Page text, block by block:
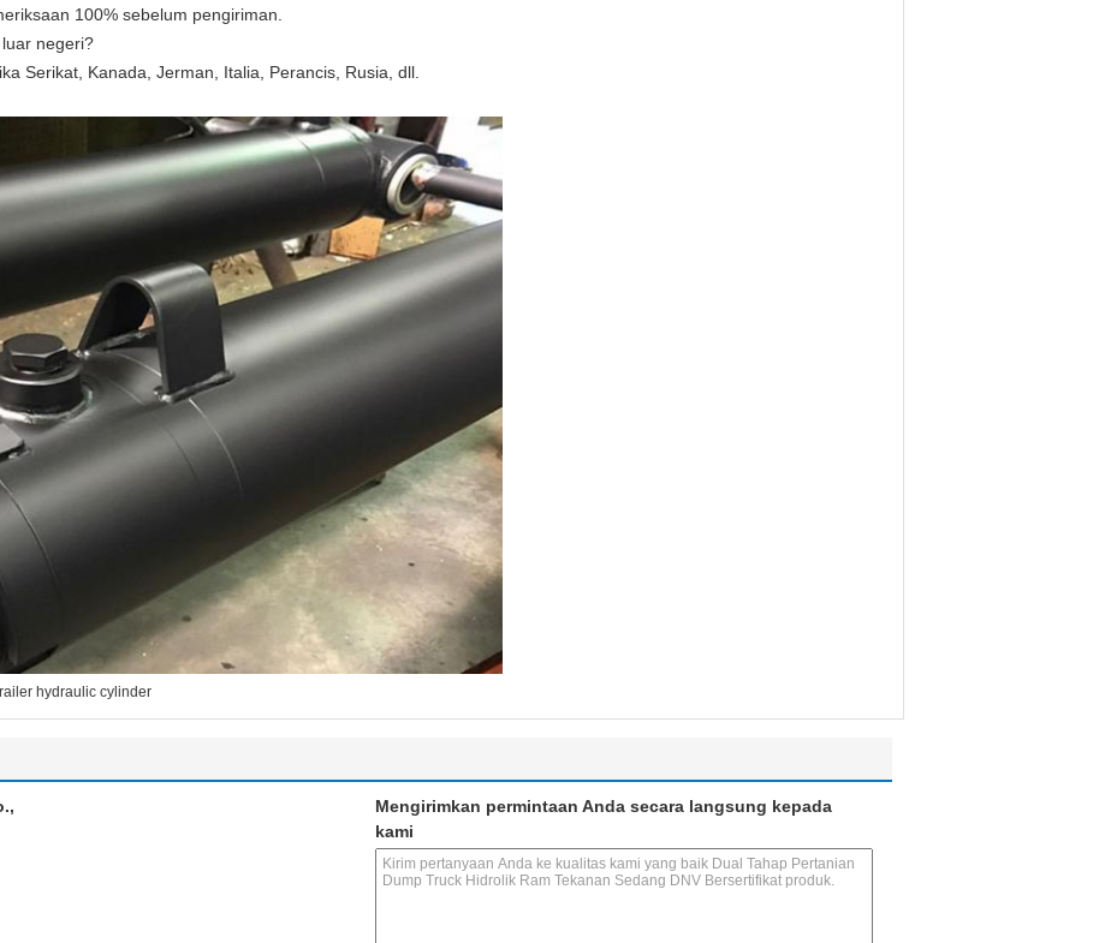
100% sebelum pengiriman.
negeri?
Serikat, Kanada, Jerman, Italia, Perancis, Rusia, dll.
hydraulic cylinder
Mengirimkan permintaan Anda secara langsung kepada
kami